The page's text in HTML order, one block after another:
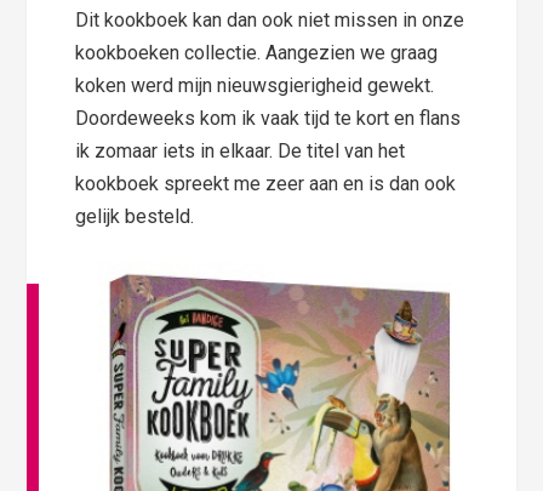
Dit kookboek kan dan ook niet missen in onze
kookboeken collectie. Aangezien we graag
koken werd mijn nieuwsgierigheid gewekt.
Doordeweeks kom ik vaak tijd te kort en flans
ik zomaar iets in elkaar. De titel van het
kookboek spreekt me zeer aan en is dan ook
gelijk besteld.